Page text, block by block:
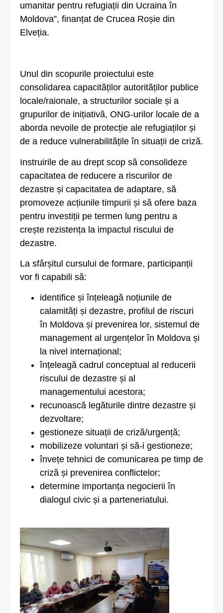
umanitar pentru refugiații din Ucraina în
Moldova”, finanțat de Crucea Roșie din
Elveția.
Unul din scopurile proiectului este
consolidarea capacităților autorităților publice
locale/raionale, a structurilor sociale și a
grupurilor de inițiativă, ONG-urilor locale de a
aborda nevoile de protecție ale refugiaților și
de a reduce vulnerabilitățile în situații de criză.
Instruirile de au drept scop să consolideze
capacitatea de reducere a riscurilor de
dezastre și capacitatea de adaptare, să
promoveze acțiunile timpurii și să ofere baza
pentru investiții pe termen lung pentru a
crește rezistența la impactul riscului de
dezastre.
La sfârșitul cursului de formare, participanții
vor fi capabili să:
identifice și înțeleagă noțiunile de
calamități și dezastre, profilul de riscuri
în Moldova și prevenirea lor, sistemul de
management al urgențelor în Moldova și
la nivel internațional;
înțeleagă cadrul conceptual al reducerii
riscului de dezastre și al
managementului acestora;
recunoască legăturile dintre dezastre și
dezvoltare;
gestioneze situații de criză/urgență;
mobilizeze voluntari și să-i gestioneze;
învețe tehnici de comunicarea pe timp de
criză și prevenirea conflictelor;
determine importanța negocierii în
dialogul civic și a parteneriatului.